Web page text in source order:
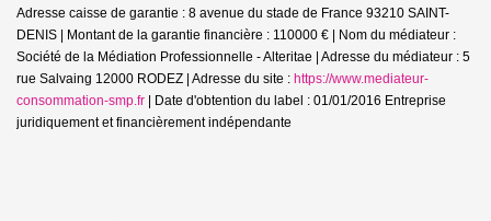
Adresse caisse de garantie : 8 avenue du stade de France 93210 SAINT-
DENIS | Montant de la garantie financière : 110000 € | Nom du médiateur :
Société de la Médiation Professionnelle - Alteritae | Adresse du médiateur : 5
rue Salvaing 12000 RODEZ | Adresse du site : https://www.mediateur-
consommation-smp.fr | Date d'obtention du label : 01/01/2016 Entreprise
juridiquement et financièrement indépendante